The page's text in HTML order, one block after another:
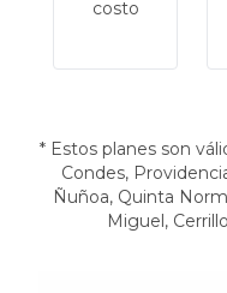
costo
* Estos planes son
Condes,
Ñuñoa, Quinta
Miguel,